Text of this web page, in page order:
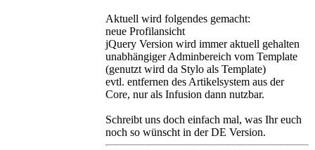
Aktuell wird folgendes gemacht:
neue Profilansicht
jQuery Version wird immer aktuell gehalten
unabhängiger Adminbereich vom Template
(genutzt wird da Stylo als Template)
evtl. entfernen des Artikelsystem aus der
Core, nur als Infusion dann nutzbar.
Schreibt uns doch einfach mal, was Ihr euch
noch so wünscht in der DE Version.